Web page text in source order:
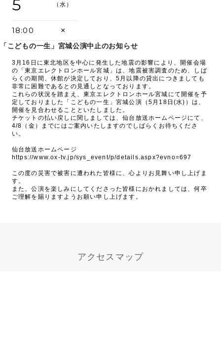
5 （水）
18:00 ×
「こどもの一生」宮城公演中止のお知らせ
3月16日に東北地区を中心に発生した地震の影響により、開催会場
の「東京エレクトロンホール宮城」は、地震被害調査のため、しば
らくの期間、休館が決定しており、5月以降の貸出につきましても
非常に困難であるとの見通しとなっております。
これらの状況を踏まえ、東京エレクトロンホール宮城にて開催を予
定しておりました「こどもの一生」宮城公演（5月18日(水)）は、
開催を見合わせることといたしました。
チケットの払い戻しに関しましては、仙台放送ホームページにて、
4/8（金）までにはご案内いたしますのでしばらくお待ちくださ
い。
仙台放送ホームページ
https://www.ox-tv.jp/sys_event/p/details.aspx?evno=697
この度の災害で被害に遭われた皆様に、心よりお見舞い申し上げま
す。
また、公演を楽しみにしてくださった皆様におかれましては、何卒
ご理解を賜りますようお願い申し上げます。
アクセスマップ